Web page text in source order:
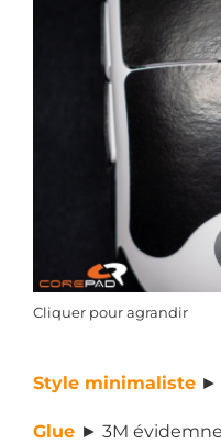
Cliquer pour agrandir
Style minimaliste ►
Glue ► 3M